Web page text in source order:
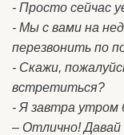
- Просто сейчас
- Мы с вами на
перезвонить по
- Скажи,
встретиться?
- Я завтра утром
– Отлично! Давай